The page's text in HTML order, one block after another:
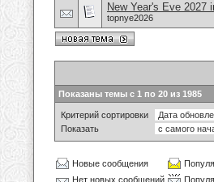
New Year's Eve 2027
topnye2026
Показаны темы с 1 по 20 из 1985
Критерий сортировки
Показать
Новые сообщения
Нет новых сообщений